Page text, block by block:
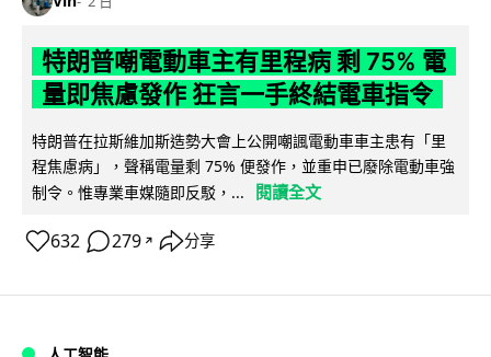
特朗普嘲電動車主有里程病 剩 75% 電
量即焦慮發作 狂言一手終結電車指令
特朗普在拉斯維加斯造勢大會上公開嘲諷電動車車主患有「里
程焦慮病」，聲稱電量剩 75% 便發作，並重申已廢除電動車強
制令。惟專業車媒隨即反駁，...
閱讀全文
632 279 ↗ 分享